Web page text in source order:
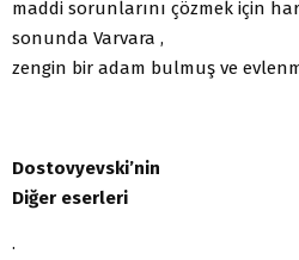
maddi sorunlarını çözmek için
sonunda Varvara ,
zengin bir adam bulmuş ve
Dostovyevski’nin
Diğer eserleri
·